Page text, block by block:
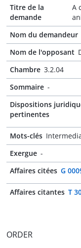
Titre de la
demande
A
Nom du demandeur
Nom de l'opposant
Chambre 3.2.04
Sommaire -
Dispositions
pertinentes
Mots-clés
Exergue -
Affaires citées G
Affaires citantes T
ORDER